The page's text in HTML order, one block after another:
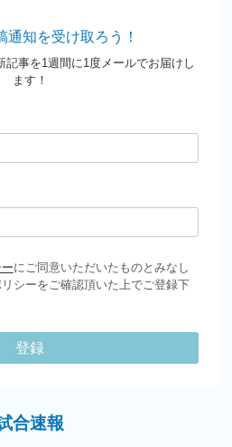
通知を受け取ろう！
記事を1週間に1度メールでお届けし
ます！
にご同意いただいたものとみなし
シーをご確認頂いた上でご登録下
登録
合速報